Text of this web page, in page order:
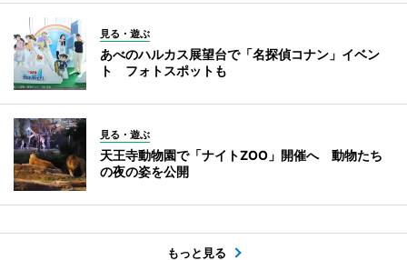
見る・遊ぶ
あべのハルカス展望台で「名探偵コナン」イベン
ト フォトスポットも
見る・遊ぶ
天王寺動物園で「ナイトZOO」開催へ 動物たち
の夜の姿を公開
もっと見る